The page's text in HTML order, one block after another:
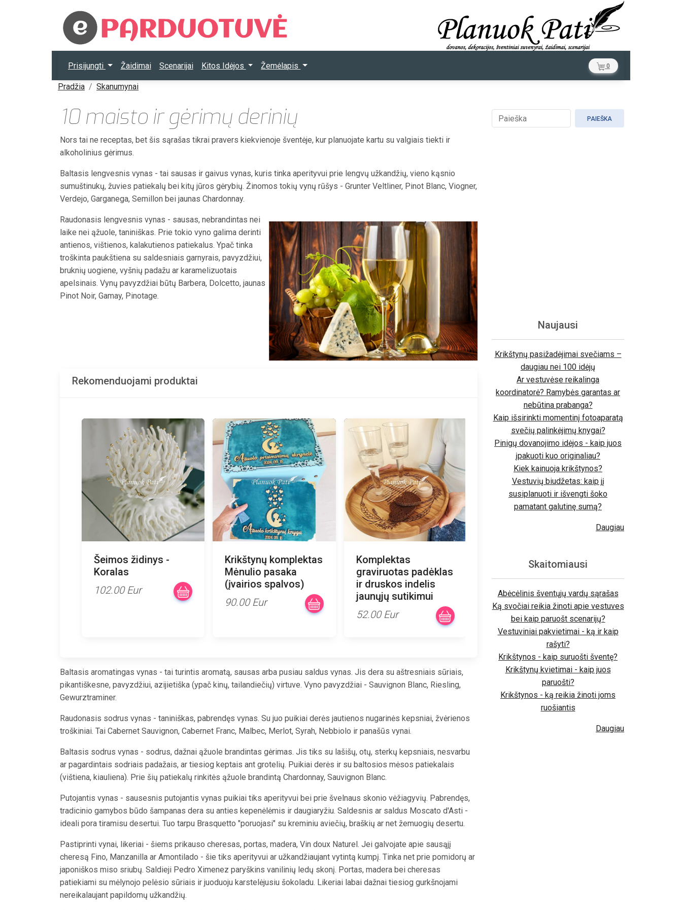
Prisijungti Žaidimai Scenarijai Kitos Idėjos Žemėlapis 0
Pradžia Skanumynai
10 maisto ir gėrimų derinių
Nors tai ne receptas, bet šis sąrašas tikrai pravers kiekvienoje šventėje, kur planuojate kartu su valgiais tiekti ir
alkoholinius gėrimus.
Baltasis lengvesnis vynas - tai sausas ir gaivus vynas, kuris tinka aperityvui prie lengvų užkandžių, vieno kąsnio
sumuštinukų, žuvies patiekalų bei kitų jūros gėrybių. Žinomos tokių vynų rūšys - Grunter Veltliner, Pinot Blanc, Viogner,
Verdejo, Garganega, Semillon bei jaunas Chardonnay.
Raudonasis lengvesnis vynas - sausas, nebrandintas nei
laike nei ąžuole, taniniškas. Prie tokio vyno galima derinti
antienos, vištienos, kalakutienos patiekalus. Ypač tinka
troškinta paukštiena su saldesniais garnyrais, pavyzdžiui,
bruknių uogiene, vyšnių padažu ar karamelizuotais
apelsinais. Vynų pavyzdžiai būtų Barbera, Dolcetto, jaunas
Pinot Noir, Gamay, Pinotage.
Rekomenduojami produktai
Šeimos židinys -
Koralas
102.00 Eur
Krikštynų komplektas
Mėnulio pasaka
(įvairios spalvos)
90.00 Eur
Komplektas
graviruotas padėklas
ir druskos indelis
jaunųjų sutikimui
52.00 Eur
Baltasis aromatingas vynas - tai turintis aromatą, sausas arba pusiau saldus vynas. Jis dera su aštresniais sūriais,
pikantiškesne, pavyzdžiui, azijietiška (ypač kinų, tailandiečių) virtuve. Vyno pavyzdžiai - Sauvignon Blanc, Riesling,
Gewurztraminer.
Raudonasis sodrus vynas - taniniškas, pabrendęs vynas. Su juo puikiai derės jautienos nugarinės kepsniai, žvėrienos
troškiniai. Tai Cabernet Sauvignon, Cabernet Franc, Malbec, Merlot, Syrah, Nebbiolo ir panašūs vynai.
Baltasis sodrus vynas - sodrus, dažnai ąžuole brandintas gėrimas. Jis tiks su lašišų, otų, sterkų kepsniais, nesvarbu
ar pagardintais sodriais padažais, ar tiesiog keptais ant grotelių. Puikiai derės ir su baltosios mėsos patiekalais
(vištiena, kiauliena). Prie šių patiekalų rinkitės ąžuole brandintą Chardonnay, Sauvignon Blanc.
Putojantis vynas - sausesnis putojantis vynas puikiai tiks aperityvui bei prie švelnaus skonio vėžiagyvių. Pabrendęs,
tradicinio gamybos būdo šampanas dera su anties kepenėlėmis ir daugiaryžiu. Saldesnis ar saldus Moscato d'Asti -
ideali pora tiramisu desertui. Tuo tarpu Brasquetto "poruojasi" su kreminiu aviečių, braškių ar net žemuogių desertu.
Pastiprinti vynai, likeriai - šiems prikauso cheresas, portas, madera, Vin doux Naturel. Jei galvojate apie sausąjį
cheresą Fino, Manzanilla ar Amontilado - šie tiks aperityvui ar užkandžiaujant vytintą kumpį. Tinka net prie pomidorų ar
japoniškos miso sriubų. Saldieji Pedro Ximenez paryškins vanilinių ledų skonį. Portas, madera bei cheresas
patiekiami su mėlynojo pelėsio sūriais ir juoduoju karstelėjusiu šokoladu. Likeriai labai dažnai tiesiog gurkšnojami
nereikalaujant papildomų užkandžių.
PAIEŠKA
Naujausi
Krikštynų pasižadėjimai svečiams –
daugiau nei 100 idėjų
Ar vestuvėse reikalinga
koordinatorė? Ramybės garantas ar
nebūtina prabanga?
Kaip išsirinkti momentinį fotoaparatą
svečių palinkėjimų knygai?
Pinigų dovanojimo idėjos - kaip juos
įpakuoti kuo originaliau?
Kiek kainuoja krikštynos?
Vestuvių biudžetas: kaip jį
susiplanuoti ir išvengti šoko
pamatant galutinę sumą?
Daugiau
Skaitomiausi
Abėcėlinis šventųjų vardų sąrašas
Ką svočiai reikia žinoti apie vestuves
bei kaip paruošt scenarijų?
Vestuviniai pakvietimai - ką ir kaip
rašyti?
Krikštynos - kaip suruošti šventę?
Krikštynų kvietimai - kaip juos
paruošti?
Krikštynos - ką reikia žinoti joms
ruošiantis
Daugiau